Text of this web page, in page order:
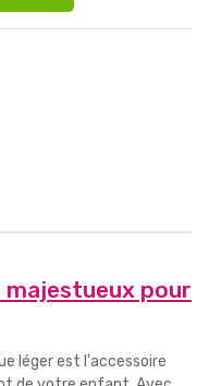
majestueux pour
léger est l'accessoire